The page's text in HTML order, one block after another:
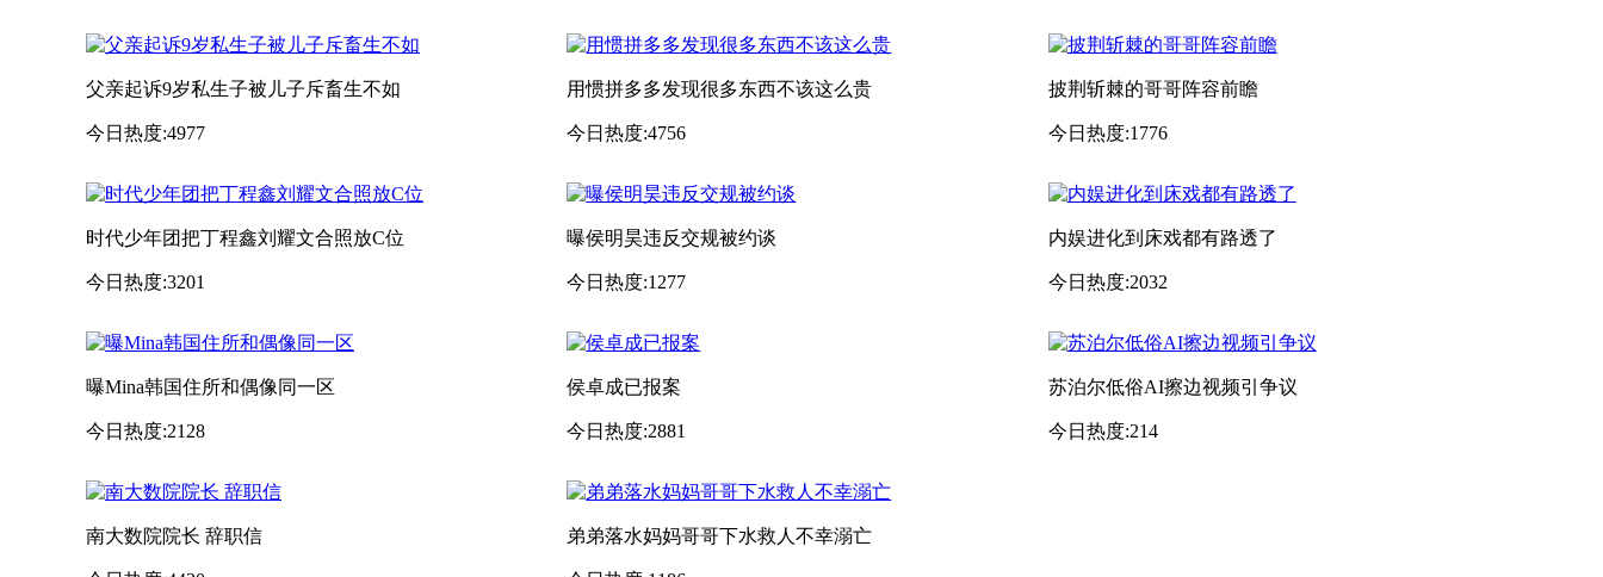
父亲起诉9岁私生子被儿子斥畜生不如
今日热度:4977
时代少年团把丁程鑫刘耀文合照放C位
今日热度:3201
曝Mina韩国住所和偶像同一区
今日热度:2128
南大数院院长 辞职信
用惯拼多多发现很多东西不该这么贵
今日热度:4756
曝侯明昊违反交规被约谈
今日热度:1277
侯卓成已报案
今日热度:2881
弟弟落水妈妈哥哥下水救人不幸溺亡
披荆斩棘的哥哥阵容前瞻
今日热度:1776
内娱进化到床戏都有路透了
今日热度:2032
苏泊尔低俗AI擦边视频引争议
今日热度:214